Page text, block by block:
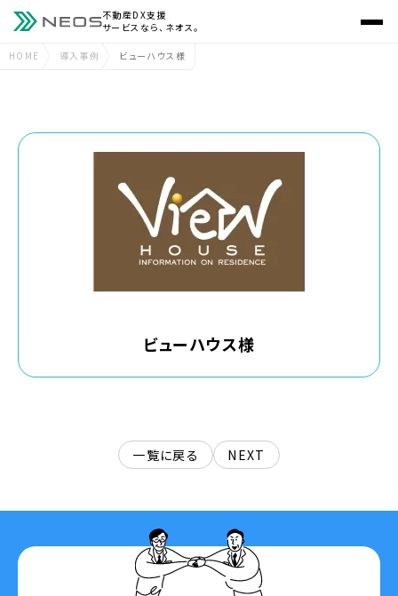
不動産DX支援
サービスなら、ネオス。
HOME 導入事例 ビューハウス様
ビューハウス様
一覧に戻る NEXT